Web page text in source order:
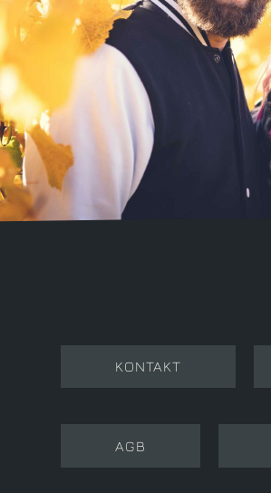
KONTAKT
AGB